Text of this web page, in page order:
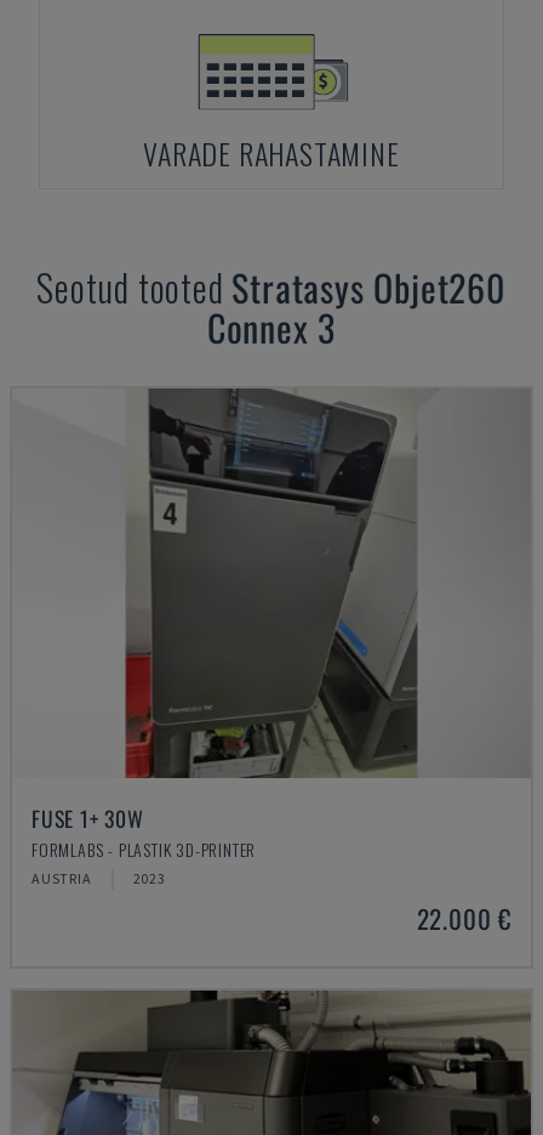
VARADE RAHASTAMINE
Seotud tooted Stratasys Objet260
Connex 3
FUSE 1+ 30W
FORMLABS - PLASTIK 3D-PRINTER
AUSTRIA 2023
22.000 €